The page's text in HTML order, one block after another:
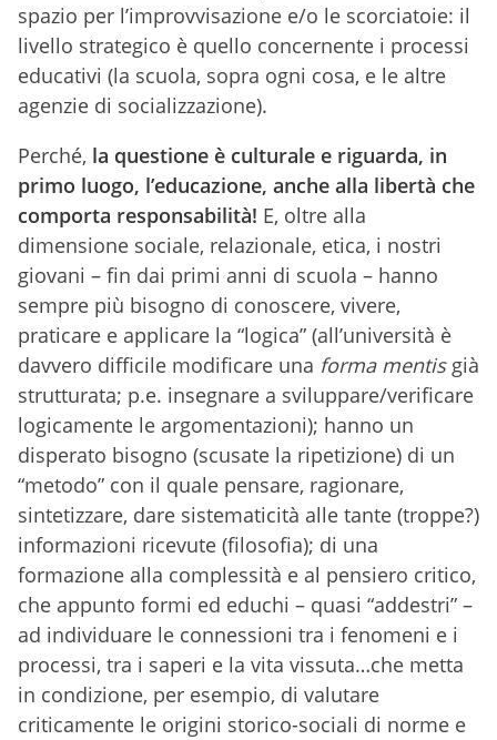
spazio per l’improvvisazione e/o le scorciatoie: il
livello strategico è quello concernente i processi
educativi (la scuola, sopra ogni cosa, e le altre
agenzie di socializzazione).
Perché, la questione è culturale e riguarda, in
primo luogo, l’educazione, anche alla libertà che
comporta responsabilità! E, oltre alla
dimensione sociale, relazionale, etica, i nostri
giovani – fin dai primi anni di scuola – hanno
sempre più bisogno di conoscere, vivere,
praticare e applicare la “logica” (all’università è
davvero difficile modificare una forma mentisgià
strutturata; p.e. insegnare a sviluppare/verificare
logicamente le argomentazioni); hanno un
disperato bisogno (scusate la ripetizione) di un
“metodo” con il quale pensare, ragionare,
sintetizzare, dare sistematicità alle tante (troppe?)
informazioni ricevute (filosofia); di una
formazione alla complessità e al pensiero critico,
che appunto formi ed educhi – quasi “addestri” –
ad individuare le connessioni tra i fenomeni e i
processi, tra i saperi e la vita vissuta…che metta
in condizione, per esempio, di valutare
criticamente le origini storico-sociali di norme e